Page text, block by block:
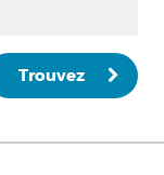
Trouvez